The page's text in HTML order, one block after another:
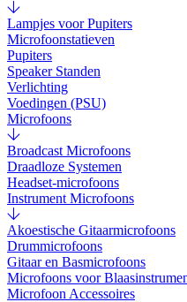
Lampjes voor Pupiters
Microfoonstatieven
Pupiters
Speaker Standen
Verlichting
Voedingen (PSU)
Microfoons
Broadcast Microfoons
Draadloze Systemen
Headset-microfoons
Instrument Microfoons
Akoestische Gitaarmicrofoons
Drummicrofoons
Gitaar en Basmicrofoons
Microfoons voor
Microfoon Accessoires